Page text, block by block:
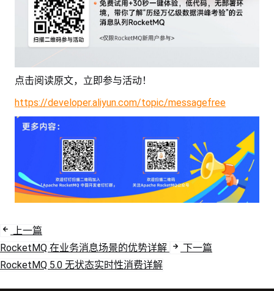
点击阅读原文，立即参与活动！
https://developer.aliyun.com/topic/messagefree
上一篇
RocketMQ 在业务消息场景的优势详解
下一篇
RocketMQ 5.0 无状态实时性消费详解